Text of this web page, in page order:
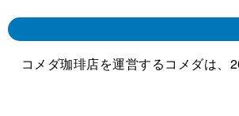
コメダ珈琲店を運営するコメダは、